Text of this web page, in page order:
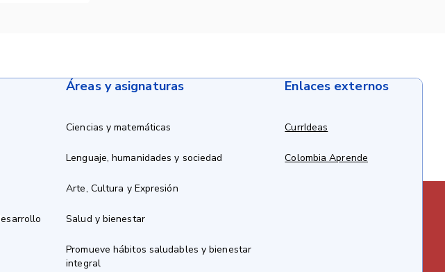
Áreas y asignaturas
Ciencias y matemáticas
Lenguaje, humanidades y sociedad
Arte, Cultura y Expresión
Salud y bienestar
Promueve hábitos saludables y bienestar
integral
Enlaces externos
CurrIdeas
Colombia Aprende